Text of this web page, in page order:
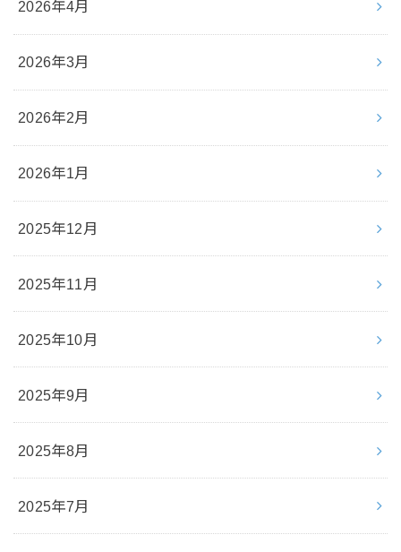
2026年4月
2026年3月
2026年2月
2026年1月
2025年12月
2025年11月
2025年10月
2025年9月
2025年8月
2025年7月